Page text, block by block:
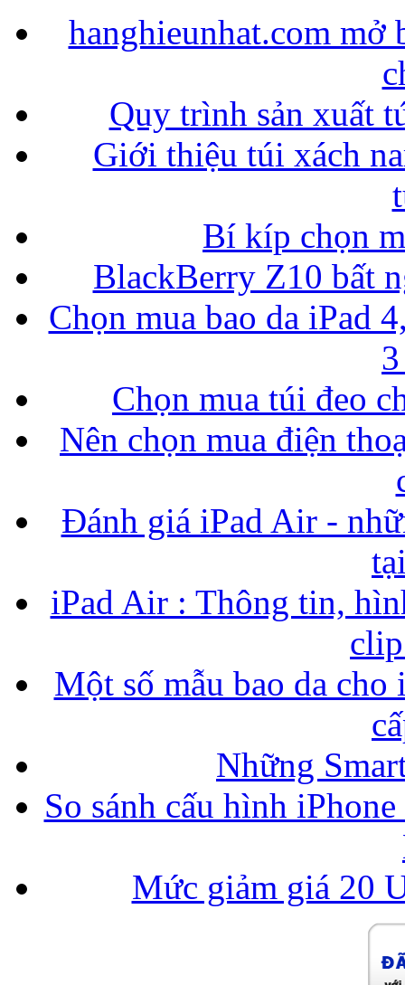
hanghieunhat.com mở
Quy trình sản xuất
Giới thiệu túi xách
Bí kíp chọn
BlackBerry Z10 bất
Chọn mua bao da iPad
Chọn mua túi đeo
Nên chọn mua điện
Đánh giá iPad Air -
iPad Air : Thông tin,
Một số mẫu bao da
Những
So sánh cấu hình
Mức giảm giá 20